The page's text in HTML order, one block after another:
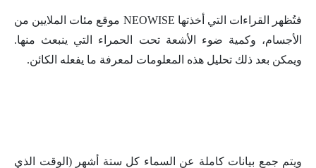
فتُظهر القراءات التي أخذتها NEOWISE موقع مئات الملايين من
الأجسام، وكمية ضوء الأشعة تحت الحمراء التي ينبعث منها.
ويمكن بعد ذلك تحليل هذه المعلومات لمعرفة ما يفعله الكائن.
ويتم جمع بيانات كاملة عن السماء كل ستة أشهر (الوقت الذي